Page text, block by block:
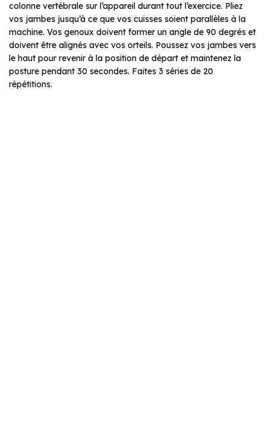
colonne vertébrale sur l’appareil durant tout l’exercice. Pliez
vos jambes jusqu’à ce que vos cuisses soient parallèles à la
machine. Vos genoux doivent former un angle de 90 degrés et
doivent être alignés avec vos orteils. Poussez vos jambes vers
le haut pour revenir à la position de départ et maintenez la
posture pendant 30 secondes. Faites 3 séries de 20
répétitions.